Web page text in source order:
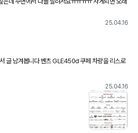
....
25.04.16
로 변경하고 싶은데 1. 세로그릴 변경 후 리스 반납때
25.04.16